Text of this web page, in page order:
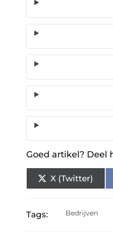
Goed artikel? Deel
X (Twitter)
Tags: Bedrijven